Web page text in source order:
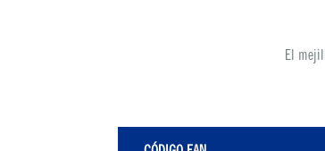
El